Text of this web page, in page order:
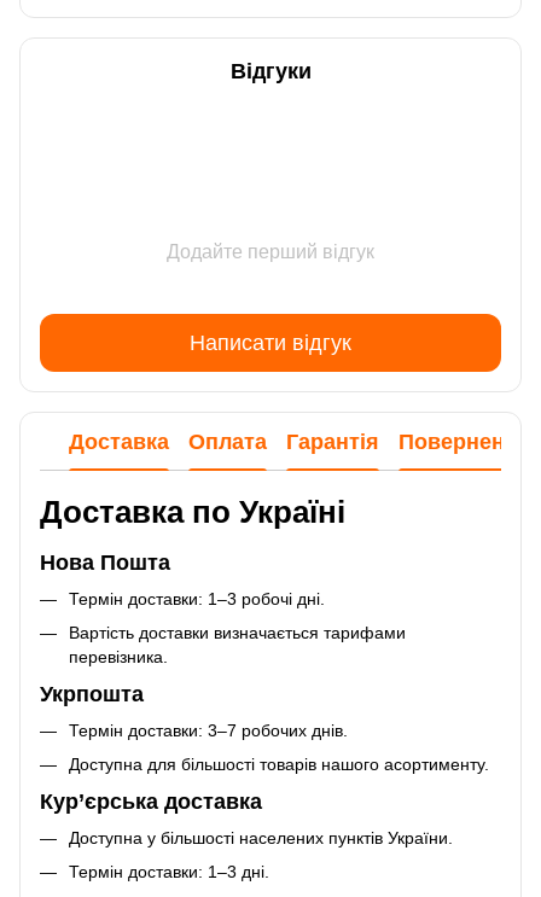
Відгуки
Додайте перший відгук
Написати відгук
Доставка Оплата Гарантія Повернення
Доставка по Україні
Нова Пошта
Термін доставки: 1–3 робочі дні.
Вартість доставки визначається тарифами
перевізника.
Укрпошта
Термін доставки: 3–7 робочих днів.
Доступна для більшості товарів нашого асортименту.
Кур’єрська доставка
Доступна у більшості населених пунктів України.
Термін доставки: 1–3 дні.